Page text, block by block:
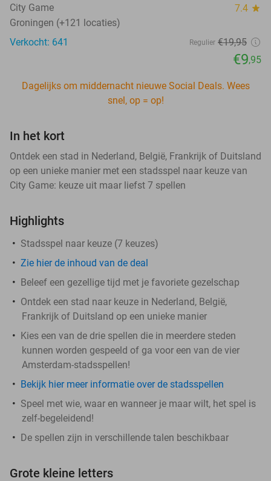
City Game 7.4 star
Groningen (+121 locaties)
Verkocht: 641
Regulier €19,95
€9,95
Dagelijks om middernacht nieuwe Social Deals. Wees
snel, op = op!
In het kort
Ontdek een stad in Nederland, België, Frankrijk of Duitsland
op een unieke manier met een stadsspel naar keuze van
City Game: keuze uit maar liefst 7 spellen
Highlights
Stadsspel naar keuze (7 keuzes)
Zie hier de inhoud van de deal
Beleef een gezellige tijd met je favoriete gezelschap
Ontdek een stad naar keuze in Nederland, België,
Frankrijk of Duitsland op een unieke manier
Kies een van de drie spellen die in meerdere steden
kunnen worden gespeeld of ga voor een van de vier
Amsterdam-stadsspellen!
Bekijk hier meer informatie over de stadsspellen
Speel met wie, waar en wanneer je maar wilt, het spel is
zelf-begeleidend!
De spellen zijn in verschillende talen beschikbaar
Grote kleine letters